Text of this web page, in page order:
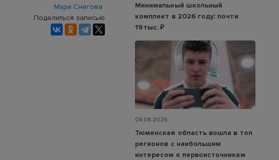
Мэри Снегова
Поделиться записью
Минимальный школьный
комплект в 2026 году: почти
19 тыс. ₽
04.08.2026
Тюменская область вошла в топ
регионов с наибольшим
интересом к первоисточникам